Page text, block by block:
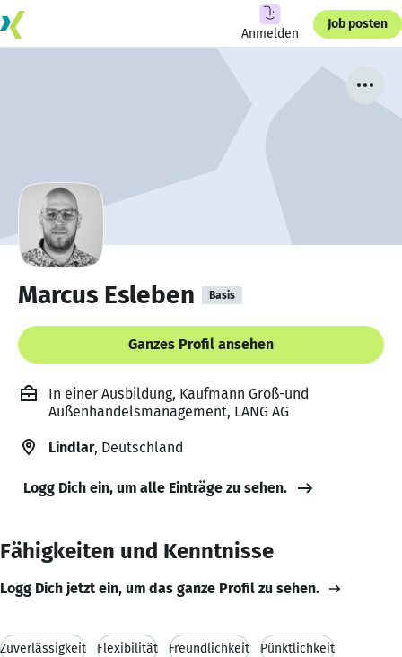
Anmelden
Job posten
Marcus Esleben Basis
Ganzes Profil ansehen
In einer Ausbildung, Kaufmann Groß-und
Außenhandelsmanagement, LANG AG
Lindlar, Deutschland
Logg Dich ein, um alle Einträge zu sehen.
Fähigkeiten und Kenntnisse
Logg Dich jetzt ein, um das ganze Profil zu sehen.
Zuverlässigkeit Flexibilität Freundlichkeit Pünktlichkeit